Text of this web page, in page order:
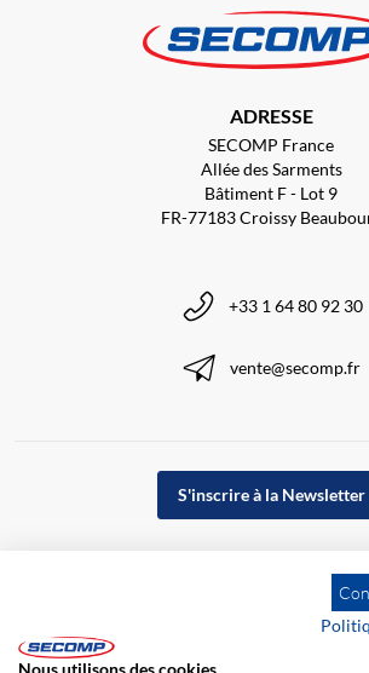
ADRESSE
SECOMP France
Allée des Sarments
Bâtiment F - Lot 9
FR-77183 Croissy
+33 1 64 80 92 30
vente@secomp.fr
S'inscrire à la Newsletter
Nous utilisons des cookies